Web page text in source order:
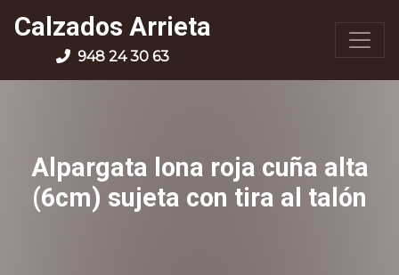
Calzados Arrieta
948 24 30 63
Alpargata lona roja cuña alta
(6cm) sujeta con tira al talón